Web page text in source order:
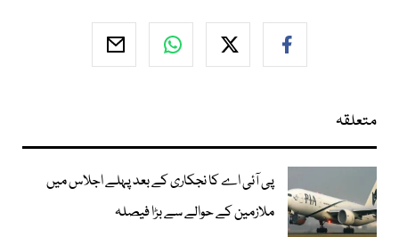
متعلقہ
پی آئی اے کا نجکاری کے بعد پہلے اجلاس میں
ملازمین کے حوالے سے بڑا فیصلہ